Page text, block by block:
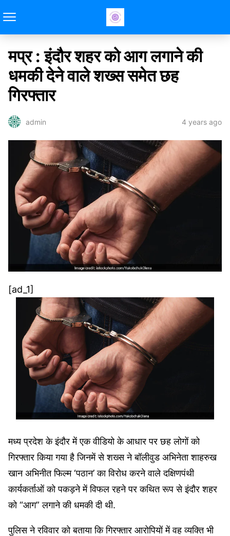
मप्र : इंदौर शहर को आग लगाने की
धमकी देने वाले शख्स समेत छह
गिरफ्तार
admin 4 years ago
[ad_1]
मध्य प्रदेश के इंदौर में एक वीडियो के आधार पर छह लोगों को
गिरफ्तार किया गया है जिनमें से शख्स ने बॉलीवुड अभिनेता शाहरुख
खान अभिनीत फिल्म ‘पठान’ का विरोध करने वाले दक्षिणपंथी
कार्यकर्ताओं को पकड़ने में विफल रहने पर कथित रूप से इंदौर शहर
को “आग” लगाने की धमकी दी थी.
पुलिस ने रविवार को बताया कि गिरफ्तार आरोपियों में वह व्यक्ति भी